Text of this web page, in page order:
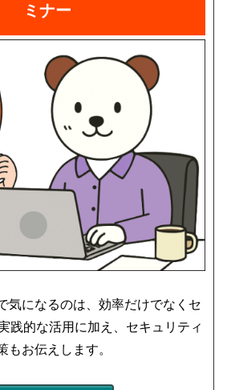
ミナー
気になるのは、効率だけでなくセ
践的な活用に加え、セキュリティ
もお伝えします。